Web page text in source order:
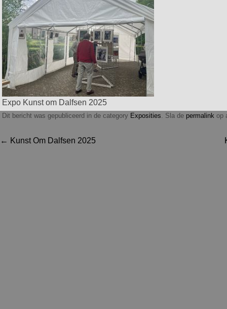
Expo Kunst om Dalfsen 2025
Dit bericht was gepubliceerd in de category Exposities. Sla de permalink op
Berichtnavigatie
← Kunst Om Dalfsen 2025